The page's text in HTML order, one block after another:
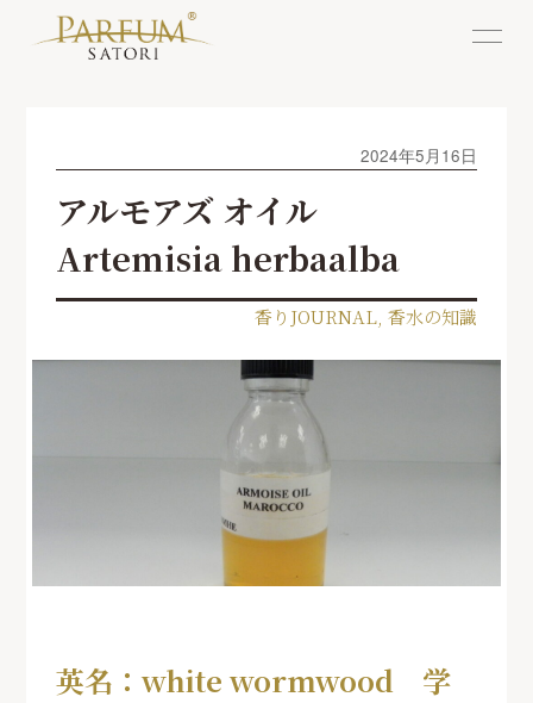
2024年5月16日
アルモアズ オイル
Artemisia herbaalba
香りJOURNAL, 香水の知識
英名：white wormwood 学